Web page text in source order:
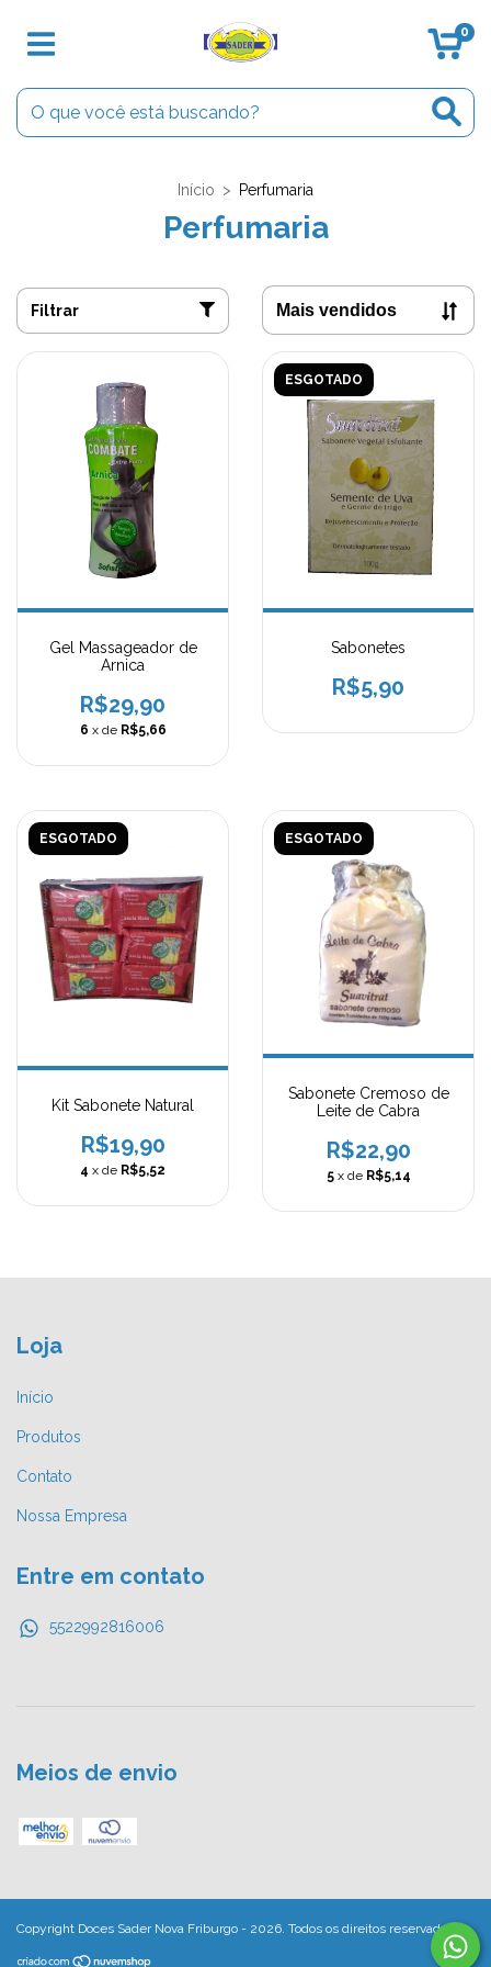
0
Início > Perfumaria
Perfumaria
Filtrar
Gel Massageador de
Arnica
R$29,90
6 x de R$5,66
ESGOTADO
Sabonetes
R$5,90
ESGOTADO
Kit Sabonete Natural
R$19,90
4 x de R$5,52
ESGOTADO
Sabonete Cremoso de
Leite de Cabra
R$22,90
5 x de R$5,14
Loja
Início
Produtos
Contato
Nossa Empresa
Entre em contato
5522992816006
Meios de envio
Copyright Doces Sader Nova Friburgo - 2026. Todos os direitos reservados.